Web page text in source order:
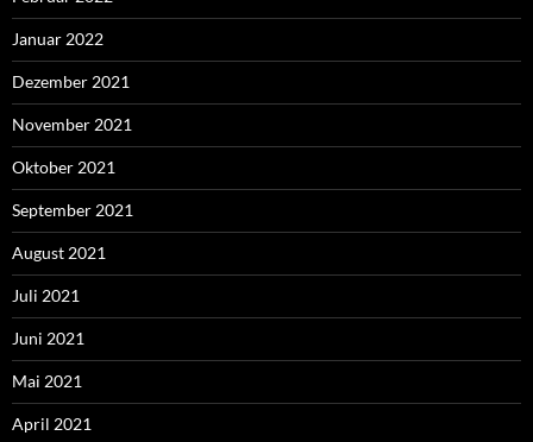
Januar 2022
Dezember 2021
November 2021
Oktober 2021
September 2021
August 2021
Juli 2021
Juni 2021
Mai 2021
April 2021